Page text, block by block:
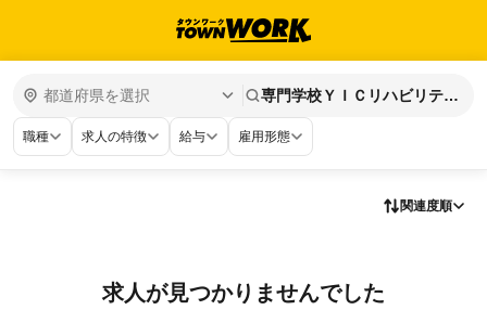
専門学校ＹＩＣリハビリテー
ション大学校
職種 求人の特徴 給与 雇用形態
関連度順
求人が見つかりませんでした